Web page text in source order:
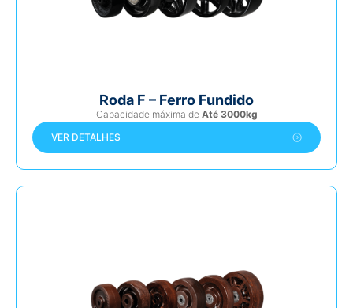
Roda F – Ferro Fundido
Capacidade máxima de Até 3000kg
VER DETALHES